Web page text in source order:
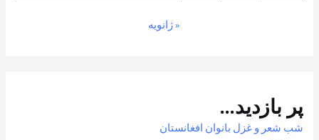
« ژانویه
پر بازدید...
شب شعر و غزل بانوان افغانستان